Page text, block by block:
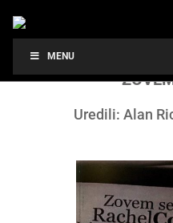
MENU
Uredili: Alan